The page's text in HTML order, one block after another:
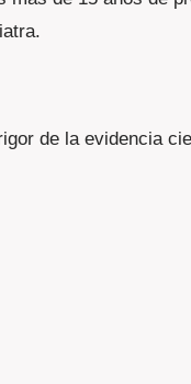
de la evidencia